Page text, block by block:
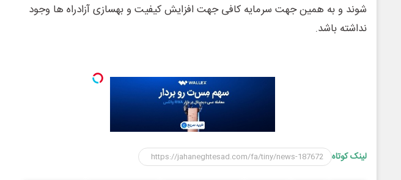
شوند و به همین جهت سرمایه کافی جهت افزایش کیفیت و بهسازی آزادراه ها وجود
نداشته باشد.
لینک کوتاه